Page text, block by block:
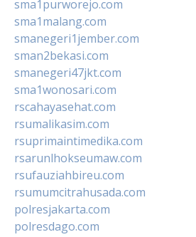
sma1purworejo.com
sma1malang.com
smanegeri1jember.com
sman2bekasi.com
smanegeri47jkt.com
sma1wonosari.com
rscahayasehat.com
rsumalikasim.com
rsuprimaintimedika.com
rsarunlhokseumaw.com
rsufauziahbireu.com
rsumumcitrahusada.com
polresjakarta.com
polresdago.com